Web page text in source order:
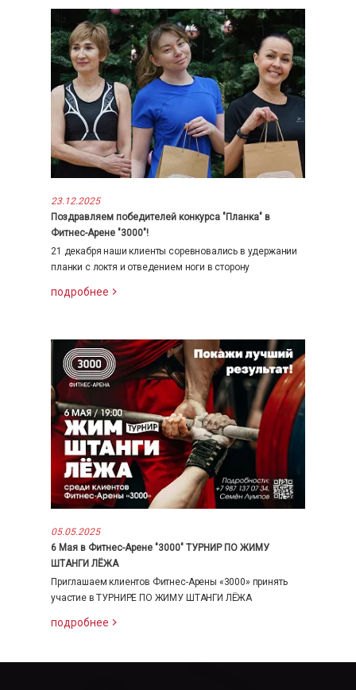
23.12.2025
Поздравляем победителей конкурса "Планка" в
Фитнес-Арене "3000"!
21 декабря наши клиенты соревновались в удержании
планки с локтя и отведением ноги в сторону
подробнее
05.05.2025
6 Мая в Фитнес-Арене "3000" ТУРНИР ПО ЖИМУ
ШТАНГИ ЛЁЖА
Приглашаем клиентов Фитнес-Арены «3000» принять
участие в ТУРНИРЕ ПО ЖИМУ ШТАНГИ ЛЁЖА
подробнее